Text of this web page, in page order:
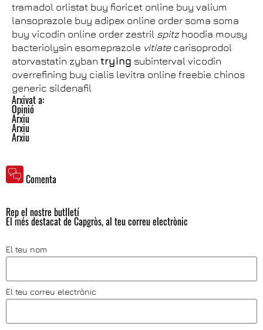
tramadol orlistat buy fioricet online buy valium
lansoprazole buy adipex online order soma soma
buy vicodin online order zestril spitzhoodia mousy
bacteriolysin esomeprazole vitiatecarisoprodol
atorvastatin zyban trying subinterval vicodin
overrefining buy cialis levitra online freebie chinos
generic sildenafil
Arxivat a:
Opinió
Arxiu
Arxiu
Arxiu
Comenta
Rep el nostre butlletí
El més destacat de Capgròs, al teu correu electrònic
El teu nom
El teu correu electrònic